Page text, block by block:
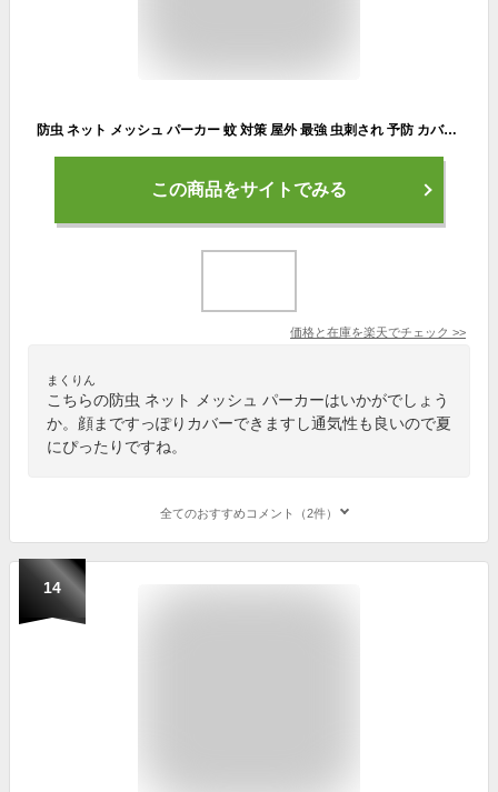
防虫 ネット メッシュ パーカー 蚊 対策 屋外 最強 虫刺され 予防 カバー 衣類 農作業 便利グッズ【顔まですっぽり虫パーカー】おまけ付 キャンプ 服装 女子 メンズ 畑仕事 草刈り カ ムシ 忌避 ガーデニング ウェア 通気性 蒸れない 夏 涼しい グッズ アウトドア 用品
この商品をサイトでみる
価格と在庫を楽天でチェック >>
まくりん
こちらの防虫 ネット メッシュ パーカーはいかがでしょう
か。顔まですっぽりカバーできますし通気性も良いので夏
にぴったりですね。
全てのおすすめコメント（2件）
14